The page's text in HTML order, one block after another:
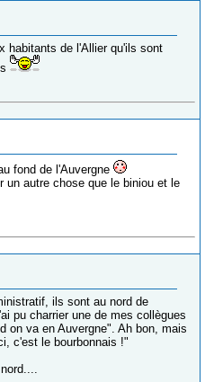
habitants de l'Allier qu'ils sont
fond de l'Auvergne
un autre chose que le biniou et le
ils sont au nord de
pu charrier une de mes collègues
on va en Auvergne". Ah bon, mais
c'est le bourbonnais !"